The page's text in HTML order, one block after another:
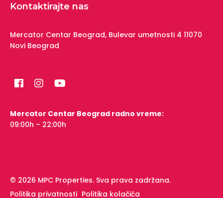
Kontaktirajte nas
Mercator Centar Beograd, Bulevar umetnosti 4 11070
Novi Beograd
Mercator Centar Beograd radno vreme:
09:00h – 22:00h
© 2026 MPC Properties. Sva prava zadržana.
Politika privatnosti Politika kolačića